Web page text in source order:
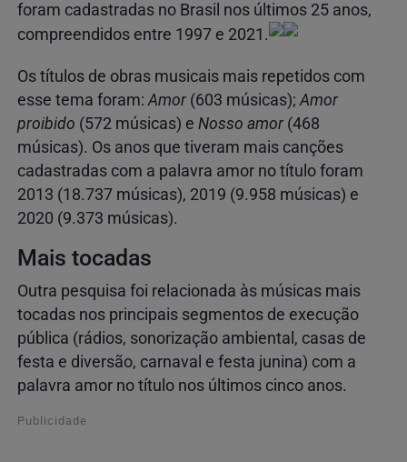
foram cadastradas no Brasil nos últimos 25 anos,
compreendidos entre 1997 e 2021.
Os títulos de obras musicais mais repetidos com
esse tema foram:Amor (603 músicas);Amor
proibido (572 músicas) e Nosso amor (468
músicas). Os anos que tiveram mais canções
cadastradas com a palavra amor no título foram
2013 (18.737 músicas), 2019 (9.958 músicas) e
2020 (9.373 músicas).
Mais tocadas
Outra pesquisa foi relacionada às músicas mais
tocadas nos principais segmentos de execução
pública (rádios, sonorização ambiental, casas de
festa e diversão, carnaval e festa junina) com a
palavra amor no título nos últimos cinco anos.
Publicidade